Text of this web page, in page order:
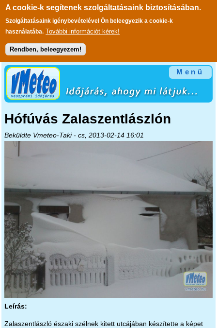
A cookie-k segítenek szolgáltatásaink biztosításában.
Szolgáltatásaink igénybevételével Ön beleegyezik a cookie-k
használatába. További információt kérek!
Rendben, beleegyezem!
Ugrás a tartalomra
Menü
Hófúvás Zalaszentlászlón
Beküldte Vmeteo-Taki- cs, 2013-02-14 16:01
Leírás:
Zalaszentlászló északi szélnek kitett utcájában készítette a képet